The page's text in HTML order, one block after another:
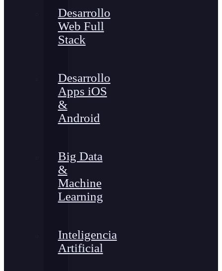
Desarrollo
Web Full
Stack
Desarrollo
Apps iOS
&
Android
Big Data
&
Machine
Learning
Inteligencia
Artificial